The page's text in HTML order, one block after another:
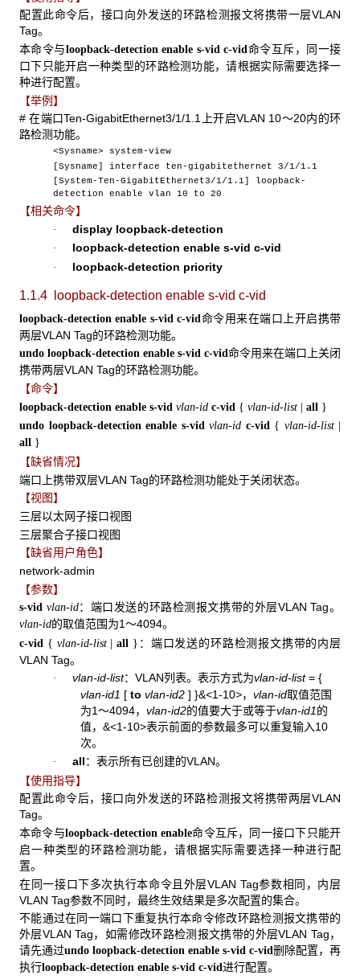
配置此命令后，接口向外发送的环路检测报文将携带一层VLAN
Tag。
本命令与loopback-detection enable s-vid c-vid命令互斥，同一接
口下只能开启一种类型的环路检测功能，请根据实际需要选择一
种进行配置。
【举例】
# 在端口Ten-GigabitEthernet3/1/1.1上开启VLAN 10～20内的环
路检测功能。
<Sysname> system-view
[Sysname] interface ten-gigabitethernet 3/1/1.1
[System-Ten-GigabitEthernet3/1/1.1] loopback-
detection enable vlan 10 to 20
【相关命令】
· display loopback-detection
· loopback-detection enable s-vid c-vid
· loopback-detection priority
1.1.4 loopback-detection enable s-vid c-vid
loopback-detection enable s-vid c-vid命令用来在端口上开启携带
两层VLAN Tag的环路检测功能。
undo loopback-detection enable s-vid c-vid命令用来在端口上关闭
携带两层VLAN Tag的环路检测功能。
【命令】
loopback-detection enable s-vid vlan-id c-vid { vlan-id-list | all }
undo loopback-detection enable s-vid vlan-id c-vid { vlan-id-list
all }
【缺省情况】
端口上携带双层VLAN Tag的环路检测功能处于关闭状态。
【视图】
三层以太网子接口视图
三层聚合子接口视图
【缺省用户角色】
network-admin
【参数】
s-vid vlan-id：端口发送的环路检测报文携带的外层VLAN Tag。
vlan-id的取值范围为1～4094。
c-vid { vlan-id-list all } ：端口发送的环路检测报文携带的内层
VLAN Tag。
· vlan-id-list：VLAN列表。表示方式为vlan-id-list= {
vlan-id1 [ to vlan-id2 ] }&<1-10>， vlan-id取值范围
为1～4094， vlan-id2的值要大于或等于vlan-id1的
值， &<1-10>表示前面的参数最多可以重复输入10
次。
· all：表示所有已创建的VLAN。
【使用指导】
配置此命令后，接口向外发送的环路检测报文将携带两层VLAN
Tag。
本命令与loopback-detection enable命令互斥，同一接口下只能开
启一种类型的环路检测功能，请根据实际需要选择一种进行配
置。
在同一接口下多次执行本命令且外层VLAN Tag参数相同，内层
VLAN Tag参数不同时，最终生效结果是多次配置的集合。
不能通过在同一端口下重复执行本命令修改环路检测报文携带的
外层VLAN Tag，如需修改环路检测报文携带的外层VLAN Tag，
请先通过undo loopback-detection enable s-vid c-vid删除配置，再
执行loopback-detection enable s-vid c-vid进行配置。